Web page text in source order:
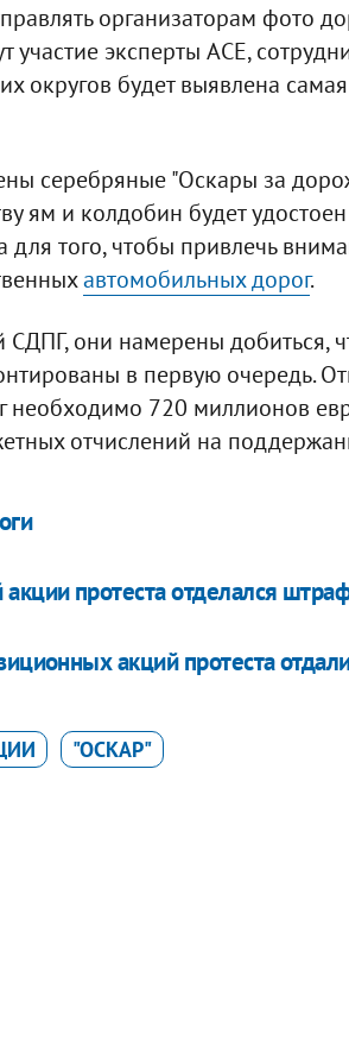
организаторам фото
участие эксперты ACE,
округов будет выявлена
серебряные "Оскары за
ям и колдобин будет
для того, чтобы привлечь
автомобильных дорог.
они намерены добиться,
в первую очередь.
необходимо 720 миллионов
отчислений на
протеста отделался
акций протеста
"ОСКАР"